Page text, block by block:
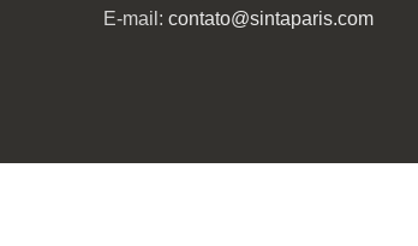
E-mail:contato@sintaparis.com